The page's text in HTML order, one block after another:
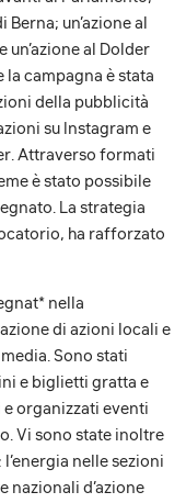
un’azione al
al Dolder
la campagna è stata
della pubblicità
su Instagram e
Attraverso formati
è stato possibile
La strategia
ha rafforzato
nella
di azioni locali e
Sono stati
e biglietti gratta e
organizzati eventi
Vi sono state inoltre
nelle sezioni
nazionali d’azione